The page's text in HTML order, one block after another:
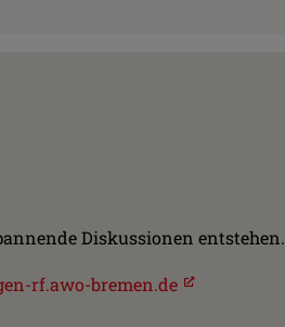
Diskussionen entstehen.
rf.awo-bremen.de